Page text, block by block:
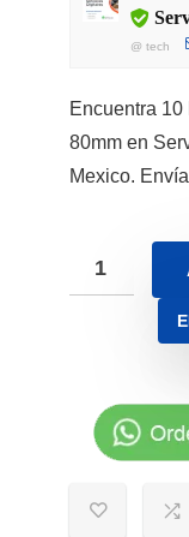
@ tech
Encuentra
80mm en
Mexico.